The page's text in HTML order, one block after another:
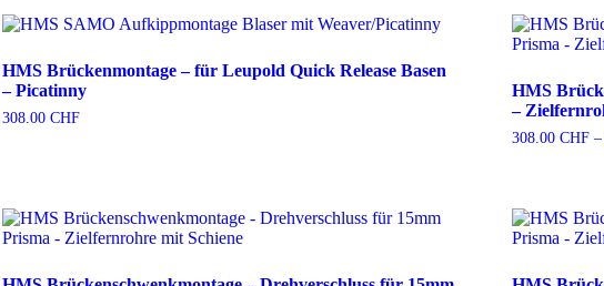
HMS Brückenmontage – für Leupold Quick Release Basen
– Picatinny
308.00 CHF
HMS
–
308.00 CHF –